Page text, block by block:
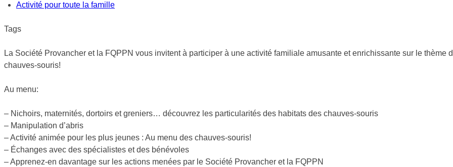
Activité pour toute la famille
Tags
La Société Provancher et la FQPPN vous invitent à participer à une activité familiale amusante et enrichissante sur le thème
chauves-souris!
Au menu:
– Nichoirs, maternités, dortoirs et greniers… découvrez les particularités des habitats des chauves-souris
– Manipulation d’abris
– Activité animée pour les plus jeunes : Au menu des chauves-souris!
– Échanges avec des spécialistes et des bénévoles
– Apprenez-en davantage sur les actions menées par le Société Provancher et la FQPPN